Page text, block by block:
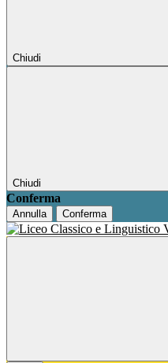
Chiudi
Chiudi
Conferma
Annulla Conferma